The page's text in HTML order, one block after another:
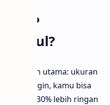
unggul?
kelebihan utama: ukuran
Bayangin, kamu bisa
25%-30% lebih ringan